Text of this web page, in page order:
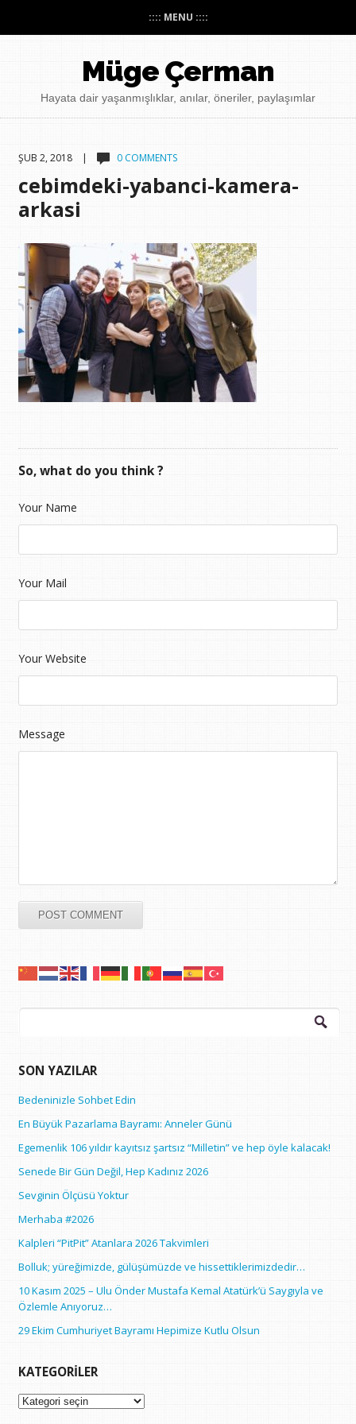
:::: MENU ::::
Müge Çerman
Hayata dair yaşanmışlıklar, anılar, öneriler, paylaşımlar
ŞUB 2, 2018 | 0 COMMENTS
cebimdeki-yabanci-kamera-
arkasi
So, what do you think ?
Your Name
Your Mail
Your Website
Message
Arama:
SON YAZILAR
Bedeninizle Sohbet Edin
En Büyük Pazarlama Bayramı: Anneler Günü
Egemenlik 106 yıldır kayıtsız şartsız “Milletin” ve hep öyle kalacak!
Senede Bir Gün Değil, Hep Kadınız 2026
Sevginin Ölçüsü Yoktur
Merhaba #2026
Kalpleri “PitPit” Atanlara 2026 Takvimleri
Bolluk; yüreğimizde, gülüşümüzde ve hissettiklerimizdedir…
10 Kasım 2025 – Ulu Önder Mustafa Kemal Atatürk’ü Saygıyla ve
Özlemle Anıyoruz…
29 Ekim Cumhuriyet Bayramı Hepimize Kutlu Olsun
KATEGORILER
Kategoriler